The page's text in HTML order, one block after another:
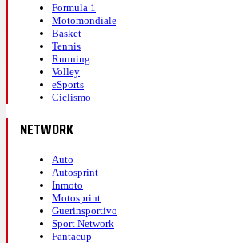
Formula 1
Motomondiale
Basket
Tennis
Running
Volley
eSports
Ciclismo
NETWORK
Auto
Autosprint
Inmoto
Motosprint
Guerinsportivo
Sport Network
Fantacup